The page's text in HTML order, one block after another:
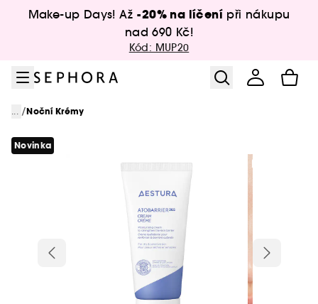
Přejít na hlavní obsah
Make-up Days! Až -20% na líčení při nákupu
nad 690 Kč!
Kód: MUP20
... /Noční Krémy
Novinka